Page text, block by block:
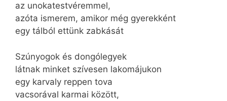
az unokatestvéremmel,
azóta ismerem, amikor még gyerekként
egy tálból ettünk zabkását
Szúnyogok és dongólegyek
látnak minket szívesen lakomájukon
egy karvaly reppen tova
vacsorával karmai között,